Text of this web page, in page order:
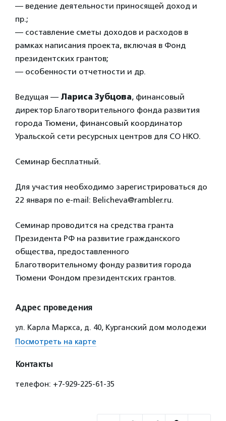
— ведение деятельности приносящей доход и
пр.;
— составление сметы доходов и расходов в
рамках написания проекта, включая в Фонд
президентских грантов;
— особенности отчетности и др.
Ведущая — Лариса Зубцова, финансовый
директор Благотворительного фонда развития
города Тюмени, финансовый координатор
Уральской сети ресурсных центров для СО НКО.
Семинар бесплатный.
Для участия необходимо зарегистрироваться до
22 января по e-mail: Belicheva@rambler.ru.
Семинар проводится на средства гранта
Президента РФ на развитие гражданского
общества, предоставленного
Благотворительному фонду развития города
Тюмени Фондом президентских грантов.
Адрес проведения
ул. Карла Маркса, д. 40, Курганский дом молодежи
Посмотреть на карте
Контакты
телефон: +7-929-225-61-35